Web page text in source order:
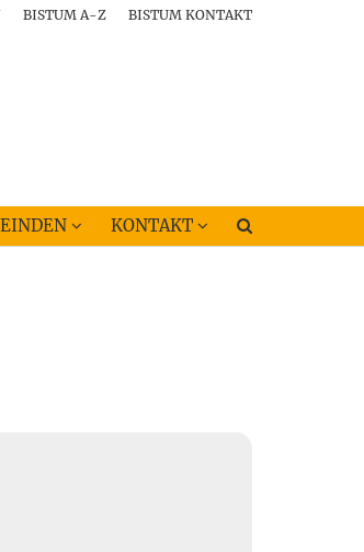
BISTUM A-Z BISTUM KONTAKT
KONTAKT